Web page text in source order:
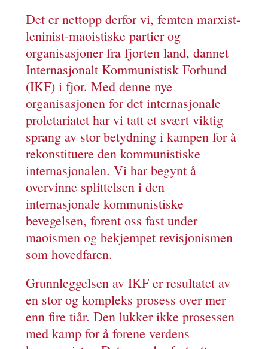
Det er nettopp derfor vi, femten marxist-
leninist-maoistiske partier og
organisasjoner fra fjorten land, dannet
Internasjonalt Kommunistisk Forbund
(IKF) i fjor. Med denne nye
organisasjonen for det internasjonale
proletariatet har vi tatt et svært viktig
sprang av stor betydning i kampen for å
rekonstituere den kommunistiske
internasjonalen. Vi har begynt å
overvinne splittelsen i den
internasjonale kommunistiske
bevegelsen, forent oss fast under
maoismen og bekjempet revisjonismen
som hovedfaren.
Grunnleggelsen av IKF er resultatet av
en stor og kompleks prosess over mer
enn fire tiår. Den lukker ikke prosessen
med kamp for å forene verdens